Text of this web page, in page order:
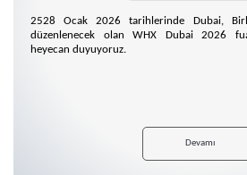
2528 Ocak 2026 tarihlerinde Dubai,
düzenlenecek olan WHX Dubai 2026
heyecan duyuyoruz.
Devamı